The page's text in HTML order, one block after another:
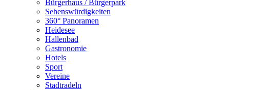
Bürgerhaus / Bürgerpark
Sehenswürdigkeiten
360° Panoramen
Heidesee
Hallenbad
Gastronomie
Hotels
Sport
Vereine
Stadtradeln